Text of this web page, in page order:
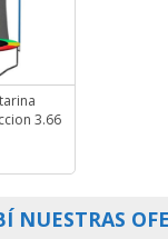
3.66
NUESTRAS